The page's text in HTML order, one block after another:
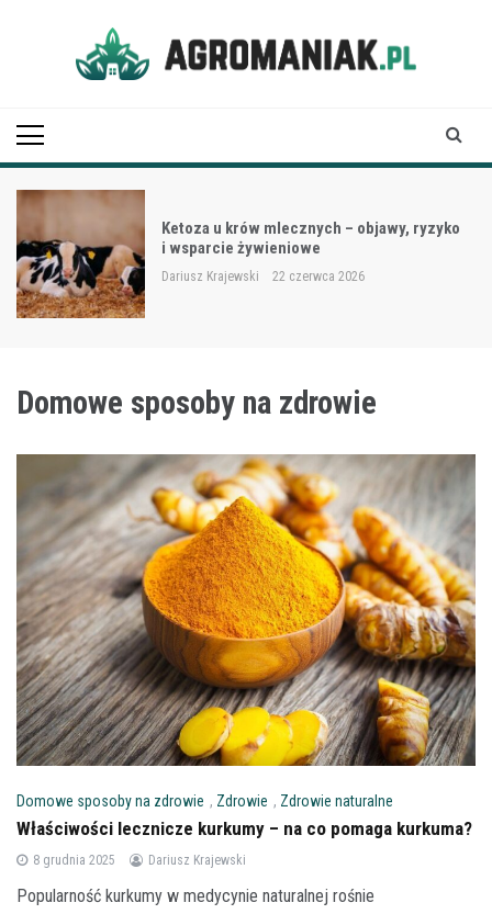
Ketoza u krów mlecznych – objawy, ryzyko
i wsparcie żywieniowe
Dariusz Krajewski 22 czerwca 2026
Domowe sposoby na zdrowie
Domowe sposoby na zdrowie , Zdrowie , Zdrowie naturalne
Właściwości lecznicze kurkumy – na co pomaga kurkuma?
8 grudnia 2025 Dariusz Krajewski
Popularność kurkumy w medycynie naturalnej rośnie